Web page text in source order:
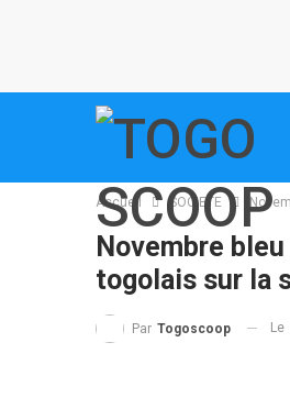
Accueil SOCIETE
Novembre
togolais sur la
Par Togoscoop Le